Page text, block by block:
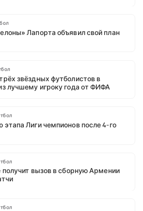
Лапорта объявил свой план
звёздных футболистов в
лучшему игроку года от ФИФА
этапа Лиги чемпионов после 4-го
получит вызов в сборную Армении